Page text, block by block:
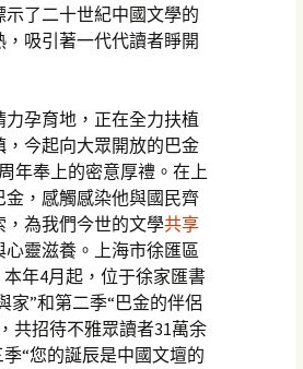
了二十世紀中國文學的
吸引著一代代讀者睜開
孕育地，正在全力扶植
今起向大眾開放的巴金
年奉上的密意厚禮。在上
，感觸感染他與國民齊
為我們今世的文學共享
靈滋養。上海市徐匯區
年4月起，位于徐家匯書
家”和第二季“巴金的伴侶
共招待不雅眾讀者31萬余
“您的誕辰是中國文壇的